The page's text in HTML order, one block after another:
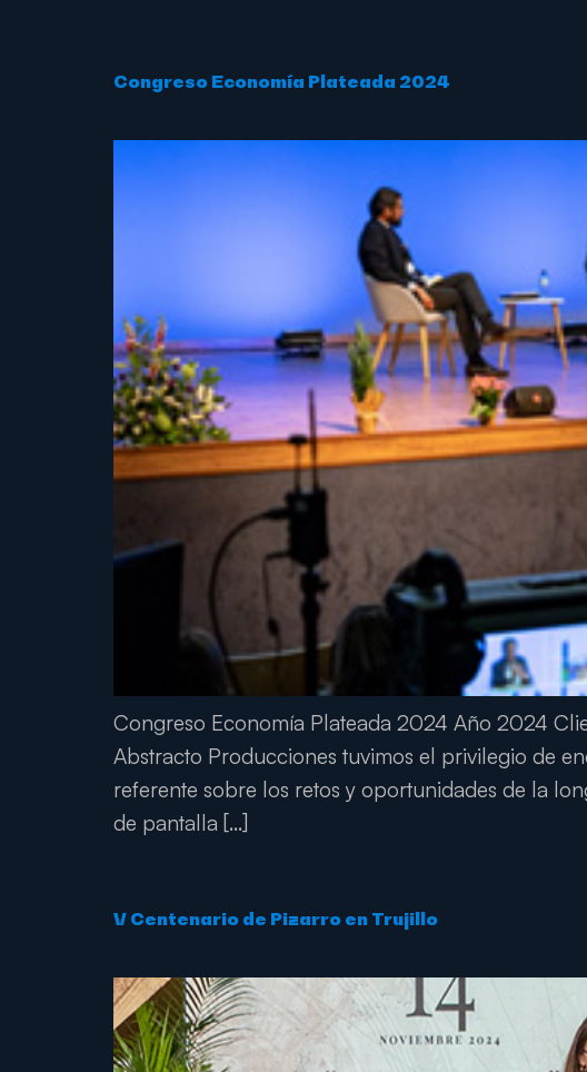
Congreso Economía Plateada 2024
Congreso Economía Plateada 2024 Año 2024
Abstracto Producciones tuvimos el privilegio de
referente sobre los retos y oportunidades de la
de pantalla […]
V Centenario de Pizarro en Trujillo